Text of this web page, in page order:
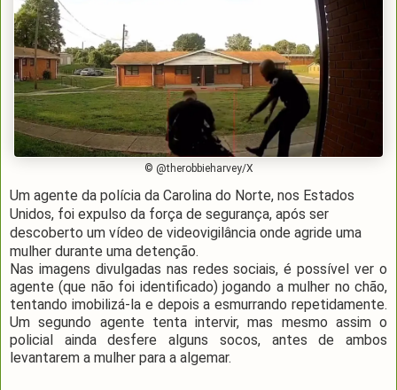
© @therobbieharvey/X
Um agente da polícia da Carolina do Norte, nos Estados
Unidos, foi expulso da força de segurança, após ser
descoberto um vídeo de videovigilância onde agride uma
mulher durante uma detenção.
Nas imagens divulgadas nas redes sociais, é possível ver o
agente (que não foi identificado) jogando a mulher no chão,
tentando imobilizá-la e depois a esmurrando repetidamente.
Um segundo agente tenta intervir, mas mesmo assim o
policial ainda desfere alguns socos, antes de ambos
levantarem a mulher para a algemar.